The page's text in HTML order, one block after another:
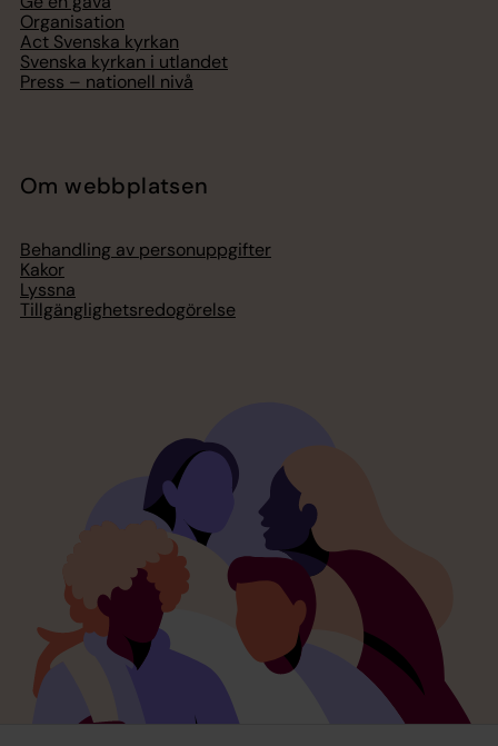
Organisation
Act Svenska kyrkan
Svenska kyrkan i utlandet
Press – nationell nivå
Om webbplatsen
Behandling av personuppgifter
Kakor
Lyssna
Tillgänglighetsredogörelse